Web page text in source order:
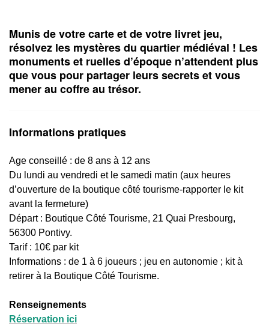
Munis de votre carte et de votre livret jeu,
résolvez les mystères du quartier médiéval ! Les
monuments et ruelles d’époque n’attendent plus
que vous pour partager leurs secrets et vous
mener au coffre au trésor.
Informations pratiques
Age conseillé : de 8 ans à 12 ans
Du lundi au vendredi et le samedi matin (aux heures
d’ouverture de la boutique côté tourisme-rapporter le kit
avant la fermeture)
Départ : Boutique Côté Tourisme, 21 Quai Presbourg,
56300 Pontivy.
Tarif : 10€ par kit
Informations : de 1 à 6 joueurs ; jeu en autonomie ; kit à
retirer à la Boutique Côté Tourisme.
Renseignements
Réservation ici